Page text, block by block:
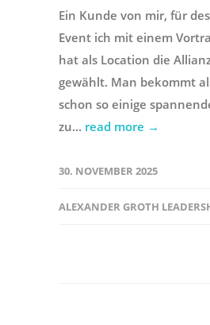
Ein Kunde von mir, für
Event ich mit einem
hat als Location die
gewählt. Man bekommt
schon so einige
zu... read more →
30. NOVEMBER 2025
ALEXANDER GROTH